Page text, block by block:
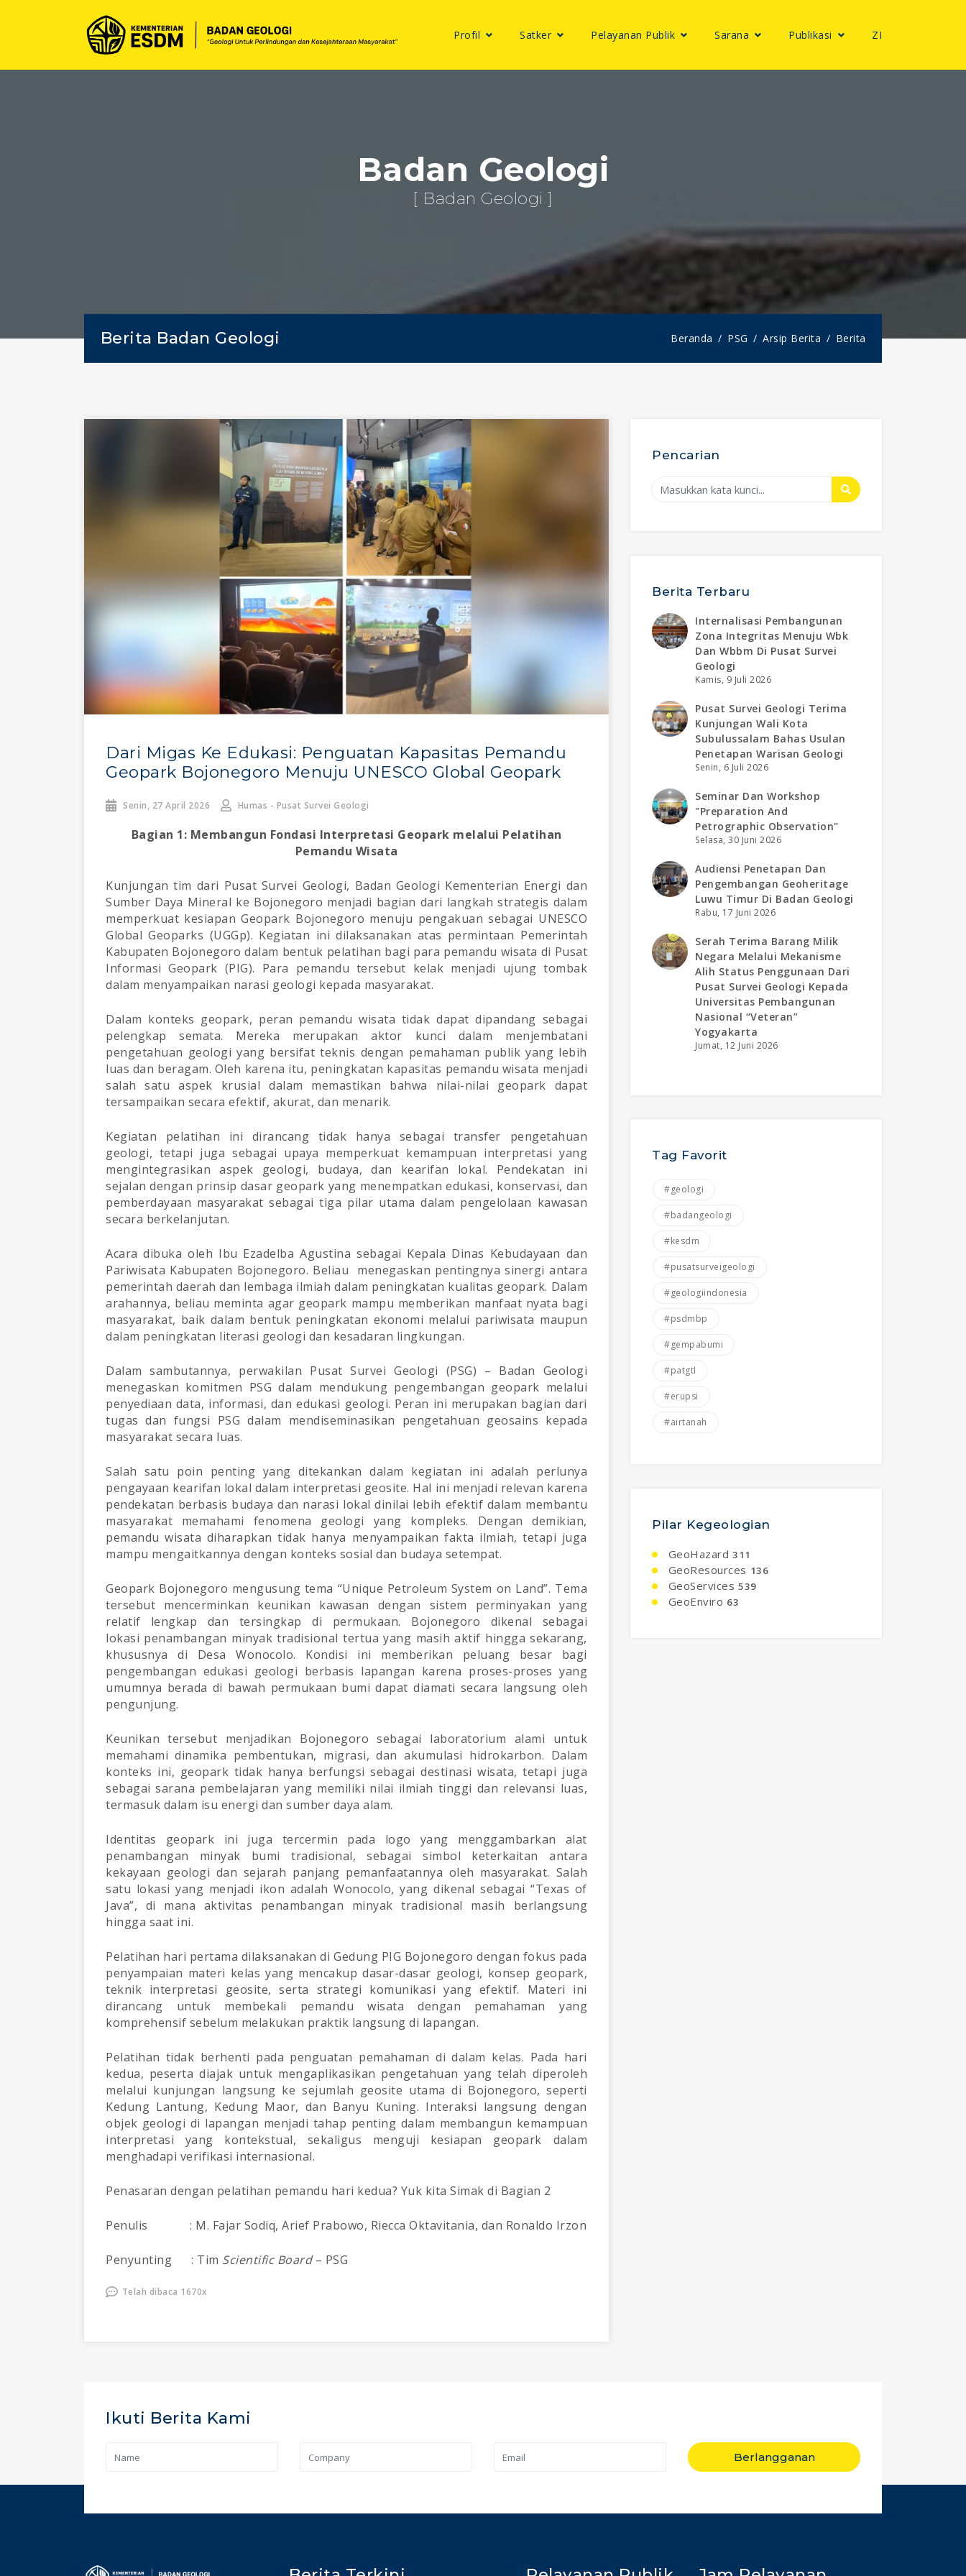
Profil Satker Pelayanan Publik Sarana Publikasi ZI
Badan Geologi
[ Badan Geologi ]
Berita Badan Geologi Beranda PSG Arsip Berita Berita
Dari Migas Ke Edukasi: Penguatan Kapasitas Pemandu
Geopark Bojonegoro Menuju UNESCO Global Geopark
Senin, 27 April 2026 Humas - Pusat Survei Geologi
Bagian 1: Membangun Fondasi Interpretasi Geopark melalui Pelatihan
Pemandu Wisata
Kunjungan tim dari Pusat Survei Geologi, Badan Geologi Kementerian Energi dan
Sumber Daya Mineral ke Bojonegoro menjadi bagian dari langkah strategis dalam
memperkuat kesiapan Geopark Bojonegoro menuju pengakuan sebagai UNESCO
Global Geoparks (UGGp). Kegiatan ini dilaksanakan atas permintaan Pemerintah
Kabupaten Bojonegoro dalam bentuk pelatihan bagi para pemandu wisata di Pusat
Informasi Geopark (PIG). Para pemandu tersebut kelak menjadi ujung tombak
dalam menyampaikan narasi geologi kepada masyarakat.
Dalam konteks geopark, peran pemandu wisata tidak dapat dipandang sebagai
pelengkap semata. Mereka merupakan aktor kunci dalam menjembatani
pengetahuan geologi yang bersifat teknis dengan pemahaman publik yang lebih
luas dan beragam. Oleh karena itu, peningkatan kapasitas pemandu wisata menjadi
salah satu aspek krusial dalam memastikan bahwa nilai-nilai geopark dapat
tersampaikan secara efektif, akurat, dan menarik.
Kegiatan pelatihan ini dirancang tidak hanya sebagai transfer pengetahuan
geologi, tetapi juga sebagai upaya memperkuat kemampuan interpretasi yang
mengintegrasikan aspek geologi, budaya, dan kearifan lokal. Pendekatan ini
sejalan dengan prinsip dasar geopark yang menempatkan edukasi, konservasi, dan
pemberdayaan masyarakat sebagai tiga pilar utama dalam pengelolaan kawasan
secara berkelanjutan.
Acara dibuka oleh Ibu Ezadelba Agustina sebagai Kepala Dinas Kebudayaan dan
Pariwisata Kabupaten Bojonegoro. Beliau menegaskan pentingnya sinergi antara
pemerintah daerah dan lembaga ilmiah dalam peningkatan kualitas geopark. Dalam
arahannya, beliau meminta agar geopark mampu memberikan manfaat nyata bagi
masyarakat, baik dalam bentuk peningkatan ekonomi melalui pariwisata maupun
dalam peningkatan literasi geologi dan kesadaran lingkungan.
Dalam sambutannya, perwakilan Pusat Survei Geologi (PSG) – Badan Geologi
menegaskan komitmen PSG dalam mendukung pengembangan geopark melalui
penyediaan data, informasi, dan edukasi geologi. Peran ini merupakan bagian dari
tugas dan fungsi PSG dalam mendiseminasikan pengetahuan geosains kepada
masyarakat secara luas.
Salah satu poin penting yang ditekankan dalam kegiatan ini adalah perlunya
pengayaan kearifan lokal dalam interpretasi geosite. Hal ini menjadi relevan karena
pendekatan berbasis budaya dan narasi lokal dinilai lebih efektif dalam membantu
masyarakat memahami fenomena geologi yang kompleks. Dengan demikian,
pemandu wisata diharapkan tidak hanya menyampaikan fakta ilmiah, tetapi juga
mampu mengaitkannya dengan konteks sosial dan budaya setempat.
Geopark Bojonegoro mengusung tema “Unique Petroleum System on Land”. Tema
tersebut mencerminkan keunikan kawasan dengan sistem perminyakan yang
relatif lengkap dan tersingkap di permukaan. Bojonegoro dikenal sebagai
lokasi penambangan minyak tradisional tertua yang masih aktif hingga sekarang,
khususnya di Desa Wonocolo. Kondisi ini memberikan peluang besar bagi
pengembangan edukasi geologi berbasis lapangan karena proses-proses yang
umumnya berada di bawah permukaan bumi dapat diamati secara langsung oleh
pengunjung.
Keunikan tersebut menjadikan Bojonegoro sebagai laboratorium alami untuk
memahami dinamika pembentukan, migrasi, dan akumulasi hidrokarbon. Dalam
konteks ini, geopark tidak hanya berfungsi sebagai destinasi wisata, tetapi juga
sebagai sarana pembelajaran yang memiliki nilai ilmiah tinggi dan relevansi luas,
termasuk dalam isu energi dan sumber daya alam.
Identitas geopark ini juga tercermin pada logo yang menggambarkan alat
penambangan minyak bumi tradisional, sebagai simbol keterkaitan antara
kekayaan geologi dan sejarah panjang pemanfaatannya oleh masyarakat. Salah
satu lokasi yang menjadi ikon adalah Wonocolo, yang dikenal sebagai “Texas of
Java”, di mana aktivitas penambangan minyak tradisional masih berlangsung
hingga saat ini.
Pelatihan hari pertama dilaksanakan di Gedung PIG Bojonegoro dengan fokus pada
penyampaian materi kelas yang mencakup dasar-dasar geologi, konsep geopark,
teknik interpretasi geosite, serta strategi komunikasi yang efektif. Materi ini
dirancang untuk membekali pemandu wisata dengan pemahaman yang
komprehensif sebelum melakukan praktik langsung di lapangan.
Pelatihan tidak berhenti pada penguatan pemahaman di dalam kelas. Pada hari
kedua, peserta diajak untuk mengaplikasikan pengetahuan yang telah diperoleh
melalui kunjungan langsung ke sejumlah geosite utama di Bojonegoro, seperti
Kedung Lantung, Kedung Maor, dan Banyu Kuning. Interaksi langsung dengan
objek geologi di lapangan menjadi tahap penting dalam membangun kemampuan
interpretasi yang kontekstual, sekaligus menguji kesiapan geopark dalam
menghadapi verifikasi internasional.
Penasaran dengan pelatihan pemandu hari kedua? Yuk kita Simak di Bagian 2
Penulis : M. Fajar Sodiq, Arief Prabowo, Riecca Oktavitania, dan Ronaldo Irzon
Penyunting : Tim Scientific Board– PSG
Telah dibaca 1670x
Pencarian
Berita Terbaru
Internalisasi Pembangunan
Zona Integritas Menuju Wbk
Dan Wbbm Di Pusat Survei
Geologi
Kamis, 9 Juli 2026
Pusat Survei Geologi Terima
Kunjungan Wali Kota
Subulussalam Bahas Usulan
Penetapan Warisan Geologi
Senin, 6 Juli 2026
Seminar Dan Workshop
"preparation And
Petrographic Observation"
Selasa, 30 Juni 2026
Audiensi Penetapan Dan
Pengembangan Geoheritage
Luwu Timur Di Badan Geologi
Rabu, 17 Juni 2026
Serah Terima Barang Milik
Negara Melalui Mekanisme
Alih Status Penggunaan Dari
Pusat Survei Geologi Kepada
Universitas Pembangunan
Nasional “veteran”
Yogyakarta
Jumat, 12 Juni 2026
Tag Favorit
#geologi
#badangeologi
#kesdm
#pusatsurveigeologi
#geologiindonesia
#psdmbp
#gempabumi
#patgtl
#erupsi
#airtanah
Pilar Kegeologian
GeoHazard 311
GeoResources 136
GeoServices 539
GeoEnviro 63
Ikuti Berita Kami
Berlangganan